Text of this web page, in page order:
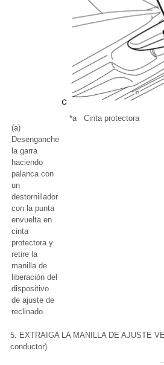
(a)
Desenganche
la garra
haciendo
palanca con
un
destornillador
con la punta
envuelta en
cinta
protectora y
retire la
manilla de
liberación del
dispositivo
de ajuste de
reclinado.
*a Cinta protectora
5. EXTRAIGA LA MANILLA DE AJUSTE
conductor)